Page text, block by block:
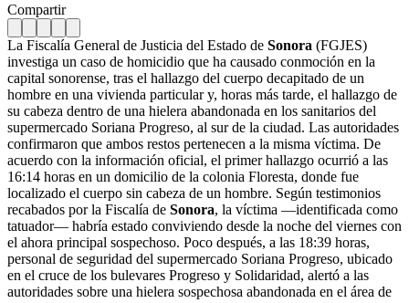
Compartir
La Fiscalía General de Justicia del Estado de Sonora (FGJES)
investiga un caso de homicidio que ha causado conmoción en la
capital sonorense, tras el hallazgo del cuerpo decapitado de un
hombre en una vivienda particular y, horas más tarde, el hallazgo de
su cabeza dentro de una hielera abandonada en los sanitarios del
supermercado Soriana Progreso, al sur de la ciudad. Las autoridades
confirmaron que ambos restos pertenecen a la misma víctima. De
acuerdo con la información oficial, el primer hallazgo ocurrió a las
16:14 horas en un domicilio de la colonia Floresta, donde fue
localizado el cuerpo sin cabeza de un hombre. Según testimonios
recabados por la Fiscalía de Sonora, la víctima —identificada como
tatuador— habría estado conviviendo desde la noche del viernes con
el ahora principal sospechoso. Poco después, a las 18:39 horas,
personal de seguridad del supermercado Soriana Progreso, ubicado
en el cruce de los bulevares Progreso y Solidaridad, alertó a las
autoridades sobre una hielera sospechosa abandonada en el área de